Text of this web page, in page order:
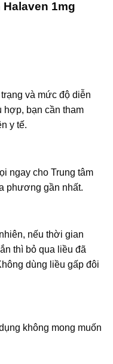
1mg
và mức độ diễn
hợp, bạn cần tham
y tế.
ngay cho Trung tâm
phương gần nhất.
nếu thời gian
thì bỏ qua liều đã
dùng liều gấp đôi
không mong muốn